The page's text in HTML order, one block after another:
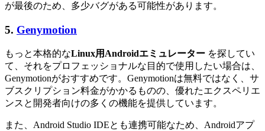
が最後のため、多少バグがある可能性があります。
5. Genymotion
もっと本格的なLinux用Androidエミュレーター を探してい
て、それをプロフェッショナルな目的で使用したい場合は、
Genymotionがおすすめです。Genymotionは無料ではなく、サ
ブスクリプション料金がかかるものの、優れたエクスペリエ
ンスと開発者向けの多くの機能を提供しています。
また、Android Studio IDEとも連携可能なため、Androidアプ